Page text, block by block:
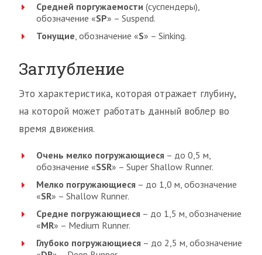
Средней поргужаемости (суспендеры),
обозначение «SP» – Suspend.
Тонущие, обозначение «S» – Sinking.
Заглубление
Это характеристика, которая отражает глубину,
на которой может работать данный воблер во
время движения.
Очень мелко погружающиеся – до 0,5 м,
обозначение «SSR» – Super Shallow Runner.
Мелко погружающиеся – до 1,0 м, обозначение
«SR» – Shallow Runner.
Средне погружающиеся – до 1,5 м, обозначение
«MR» – Medium Runner.
Глубоко погружающиеся – до 2,5 м, обозначение